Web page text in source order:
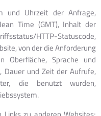
und Uhrzeit der Anfrage,
Time (GMT), Inhalt der
HTTP-Statuscode,
von der die Anforderung
Oberfläche, Sprache und
Dauer und Zeit der Aufrufe,
die benutzt wurden,